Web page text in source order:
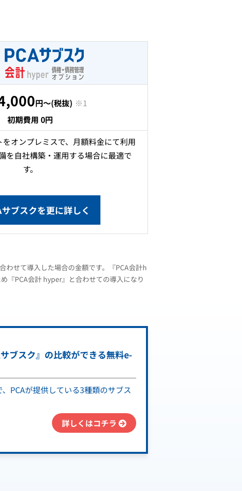
円～(税抜) ※1
初期費用 0円
オンプレミスで、月額料金にて利用
を自社構築・運用する場合に最適で
す。
ブスクを更に詳しく
せて導入した場合の金額です。『PCA会計h
『PCA会計 hyper』と合わせての導入になり
ブスク』の比較ができる無料e-
PCAが提供している3種類のサブス
詳しくはコチラ